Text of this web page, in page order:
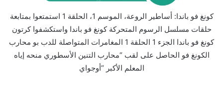
كونغ فو باندا: أساطير الروعة، الموسم 1، الحلقة 1 استمتعوا بمتابعة
حلقات مسلسل الرسوم المتحركة كونغ فو باندا واستكشفوا كرتون
كونغ فو باندا الجزء 1 الحلقة 1 المغامرات المتواصلة للدب بو محارب
الكونغ فو الحاصل على لقب “محارب التنين الأسطوري منحه إياه
المعلم الأكبر “أوجواي